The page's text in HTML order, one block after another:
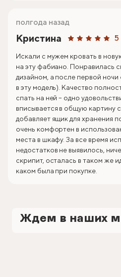
Кристина 5
полгода назад
Искали с мужем кровать в
на эту фабиано. Понравилась
дизайном, а после первой
в эту модель). Качество
спать на ней – одно
вписывается в общую картину
добавляет ящик для хранения
очень комфортен в
места в шкафу. За все время
недостатков не выявилось,
скрипит, осталась в таком же
каком была при покупке.
Ждем в наших